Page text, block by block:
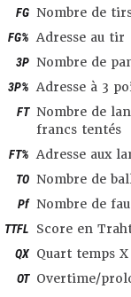
FG Nombre de
FG% Adresse au tir
3P Nombre de
3P% Adresse à 3
FT Nombre de
francs tentés
FT% Adresse aux
TO Nombre de
Pf Nombre de
TTFL Score en
QX Quart temps X
OT Overtime/